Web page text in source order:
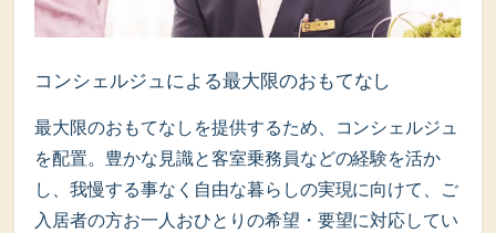
コンシェルジュによる最大限のおもてなし
最大限のおもてなしを提供するため、コンシェルジュ
を配置。豊かな見識と客室乗務員などの経験を活か
し、我慢する事なく自由な暮らしの実現に向けて、ご
入居者の方お一人おひとりの希望・要望に対応してい